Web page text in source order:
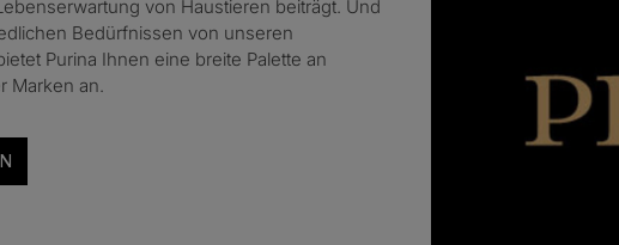
von Haustieren beiträgt. Und
Bedürfnissen von unseren
Purina Ihnen eine breite Palette an
Marken an.